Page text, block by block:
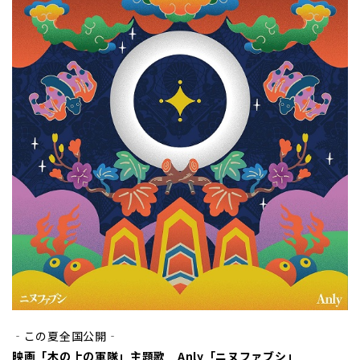
‐この夏全国公開‐
映画「木の上の軍隊」主題歌
Anly「ニヌファブシ」